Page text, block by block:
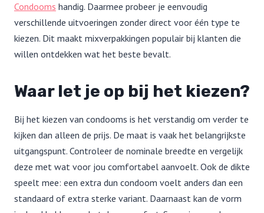
Condooms handig. Daarmee probeer je eenvoudig
verschillende uitvoeringen zonder direct voor één type te
kiezen. Dit maakt mixverpakkingen populair bij klanten die
willen ontdekken wat het beste bevalt.
Waar let je op bij het kiezen?
Bij het kiezen van condooms is het verstandig om verder te
kijken dan alleen de prijs. De maat is vaak het belangrijkste
uitgangspunt. Controleer de nominale breedte en vergelijk
deze met wat voor jou comfortabel aanvoelt. Ook de dikte
speelt mee: een extra dun condoom voelt anders dan een
standaard of extra sterke variant. Daarnaast kan de vorm